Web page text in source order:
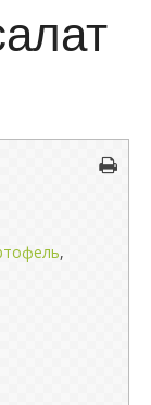
,